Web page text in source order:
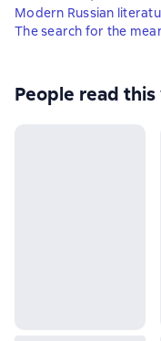
Modern Russian
The search for the
People read